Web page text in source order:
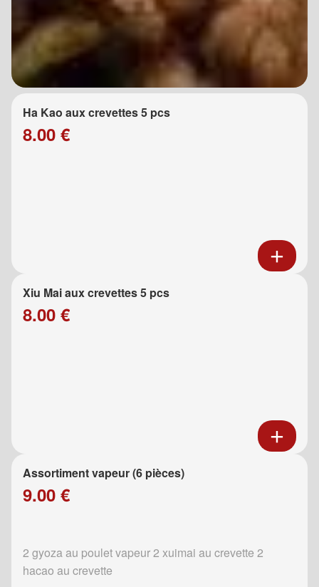
Ha Kao aux crevettes 5 pcs
8.00 €
Xiu Mai aux crevettes 5 pcs
8.00 €
Assortiment vapeur (6 pièces)
9.00 €
2 gyoza au poulet vapeur 2 xuimai au crevette 2
hacao au crevette